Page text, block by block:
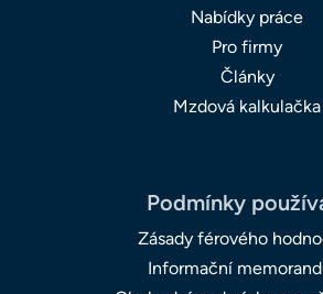
Nabídky práce
Pro firmy
Články
Mzdová kalkulačka
Podmínky
Zásady férového
Informační